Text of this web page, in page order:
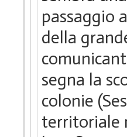
passaggio
della
segna la
colonie
territoriale